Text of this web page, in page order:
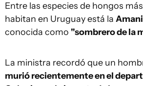
Entre las especies de hongos
habitan en Uruguay está la
conocida como "sombrero de la
La ministra recordó que un
murió recientemente en el